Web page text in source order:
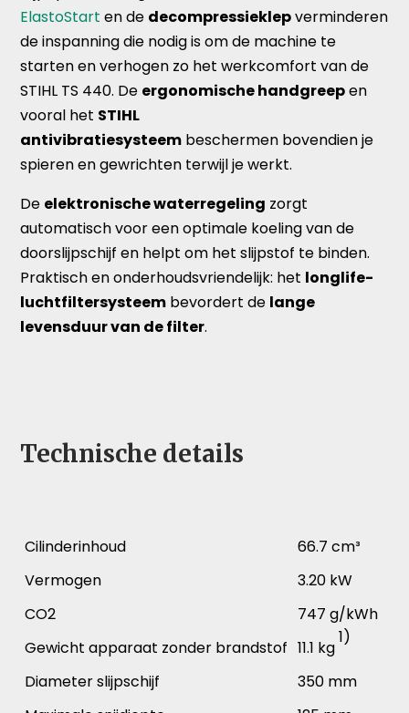
ElastoStart en de decompressieklepverminderen
de inspanning die nodig is om de machine te
starten en verhogen zo het werkcomfort van de
STIHL TS 440. De ergonomische handgreepen
vooral het STIHL
antivibratiesysteem beschermen bovendien je
spieren en gewrichten terwijl je werkt.
De elektronische waterregeling zorgt
automatisch voor een optimale koeling van de
doorslijpschijf en helpt om het slijpstof te binden.
Praktisch en onderhoudsvriendelijk: het longlife-
luchtfiltersysteem bevordert de lange
levensduur van de filter.
Technische details
Cilinderinhoud
66.7 cm³
Vermogen
3.20 kW
CO2
747 g/kWh
Gewicht apparaat zonder brandstof 11.1 kg
1)
Diameter slijpschijf
350 mm